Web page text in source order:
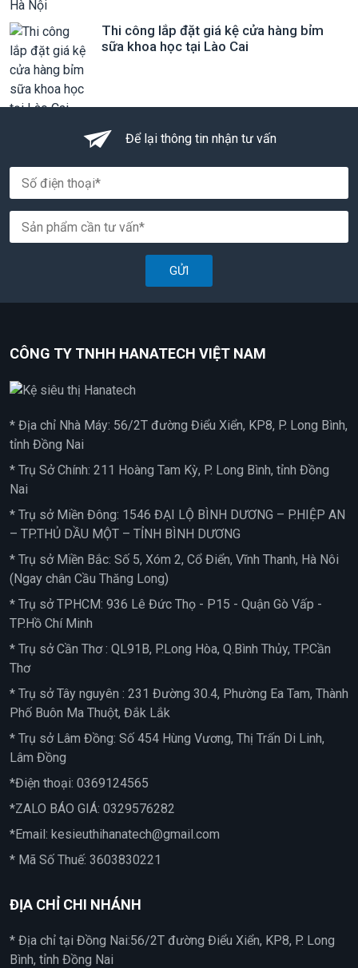
Thi công lắp đặt giá kệ cửa hàng bỉm
sữa khoa học tại Lào Cai
Để lại thông tin nhận tư vấn
GỬI
CÔNG TY TNHH HANATECH VIỆT NAM
* Địa chỉ Nhà Máy: 56/2T đường Điểu Xiển, KP8, P. Long Bình,
tỉnh Đồng Nai
* Trụ Sở Chính: 211 Hoàng Tam Kỳ, P. Long Bình, tỉnh Đồng
Nai
* Trụ sở Miền Đông: 1546 ĐẠI LỘ BÌNH DƯƠNG – P.HIỆP AN
– TP.THỦ DẦU MỘT – TỈNH BÌNH DƯƠNG
* Trụ sở Miền Bắc: Số 5, Xóm 2, Cổ Điển, Vĩnh Thanh, Hà Nôi
(Ngay chân Cầu Thăng Long)
* Trụ sở TPHCM: 936 Lê Đức Thọ - P15 - Quận Gò Vấp -
TP.Hồ Chí Minh
* Trụ sở Cần Thơ : QL91B, P.Long Hòa, Q.Bình Thủy, TP.Cần
Thơ
* Trụ sở Tây nguyên : 231 Đường 30.4, Phường Ea Tam, Thành
Phố Buôn Ma Thuột, Đắk Lắk
* Trụ sở Lâm Đồng: Số 454 Hùng Vương, Thị Trấn Di Linh,
Lâm Đồng
*Điện thoại: 0369124565
*ZALO BÁO GIÁ: 0329576282
*Email: kesieuthihanatech@gmail.com
* Mã Số Thuế: 3603830221
ĐỊA CHỈ CHI NHÁNH
* Địa chỉ tại Đồng Nai:56/2T đường Điểu Xiển, KP8, P. Long
Bình, tỉnh Đồng Nai